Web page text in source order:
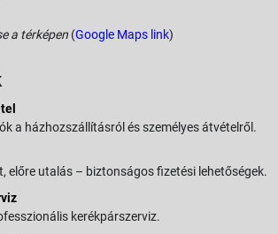
a térképen (Google Maps link)
a házhozszállításról és személyes átvételről.
előre utalás – biztonságos fizetési lehetőségek.
kerékpárszerviz.